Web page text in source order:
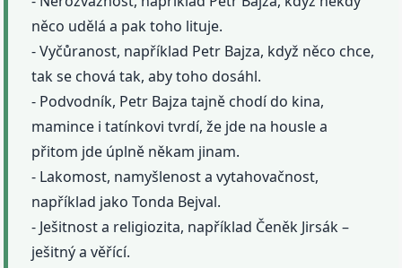
něco udělá a pak toho lituje.
- Vyčůranost, například Petr Bajza, když něco chce,
tak se chová tak, aby toho dosáhl.
- Podvodník, Petr Bajza tajně chodí do kina,
mamince i tatínkovi tvrdí, že jde na housle a
přitom jde úplně někam jinam.
- Lakomost, namyšlenost a vytahovačnost,
například jako Tonda Bejval.
- Ješitnost a religiozita, například Čeněk Jirsák –
ješitný a věřící.